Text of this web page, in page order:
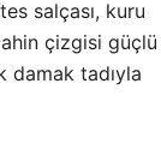
salçası, kuru
çizgisi güçlü
damak tadıyla